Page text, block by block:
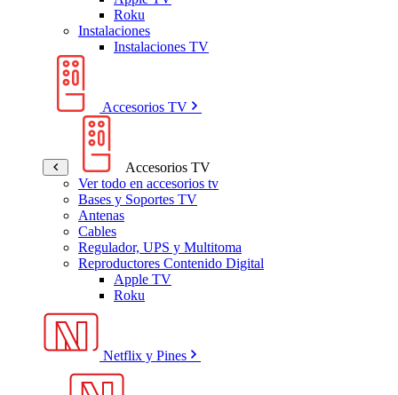
Roku
Instalaciones
Instalaciones TV
Accesorios TV
Accesorios TV
Ver todo en accesorios tv
Bases y Soportes TV
Antenas
Cables
Regulador, UPS y Multitoma
Reproductores Contenido Digital
Apple TV
Roku
Netflix y Pines